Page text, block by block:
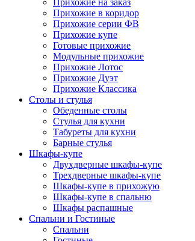
Прихожие на заказ
Прихожие в коридор
Прихожие серии ФВ
Прихожие купе
Готовые прихожие
Модульные прихожие
Прихожие Лотос
Прихожие Дуэт
Прихожие Классика
Столы и стулья
Обеденные столы
Стулья для кухни
Табуреты для кухни
Барные стулья
Шкафы-купе
Двухдверные шкафы-купе
Трехдверные шкафы-купе
Шкафы-купе в прихожую
Шкафы-купе в спальню
Шкафы распашные
Спальни и Гостиные
Спальни